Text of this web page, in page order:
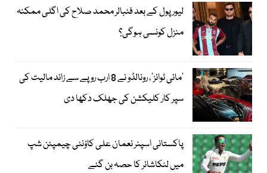
لیور پول کے بعد فٹبالر محمد صلاح کی اگلی ممکنہ
منزل کونسی ہوگی؟
’مائی ٹوائز‘، رونالڈو نے 8 ارب روپے سے زائد مالیت کی
سپر کار کلیکشن کی جھلک دکھا دی
پاکستانی اسپنر نعمان علی کاؤنٹی چیمپئن شپ
میں لنکاشائر کا حصہ بن گئے